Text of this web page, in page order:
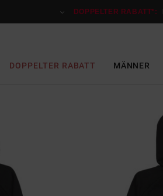
DOPPELTER RABATT*:
DOPPELTER RABATT MÄNNER